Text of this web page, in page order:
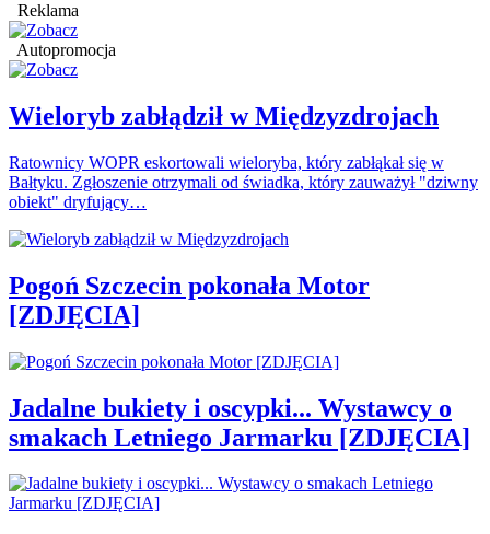
Reklama
Autopromocja
Wieloryb zabłądził w Międzyzdrojach
Ratownicy WOPR eskortowali wieloryba, który zabłąkał się w
Bałtyku. Zgłoszenie otrzymali od świadka, który zauważył "dziwny
obiekt" dryfujący…
Pogoń Szczecin pokonała Motor
[ZDJĘCIA]
Jadalne bukiety i oscypki... Wystawcy o
smakach Letniego Jarmarku [ZDJĘCIA]